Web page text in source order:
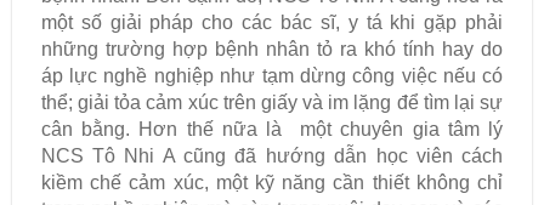
một số giải pháp cho các bác sĩ, y tá khi gặp phải
những trường hợp bệnh nhân tỏ ra khó tính hay do
áp lực nghề nghiệp như tạm dừng công việc nếu có
thể; giải tỏa cảm xúc trên giấy và im lặng để tìm lại sự
cân bằng. Hơn thế nữa là một chuyên gia tâm lý
NCS Tô Nhi A cũng đã hướng dẫn học viên cách
kiềm chế cảm xúc, một kỹ năng cần thiết không chỉ